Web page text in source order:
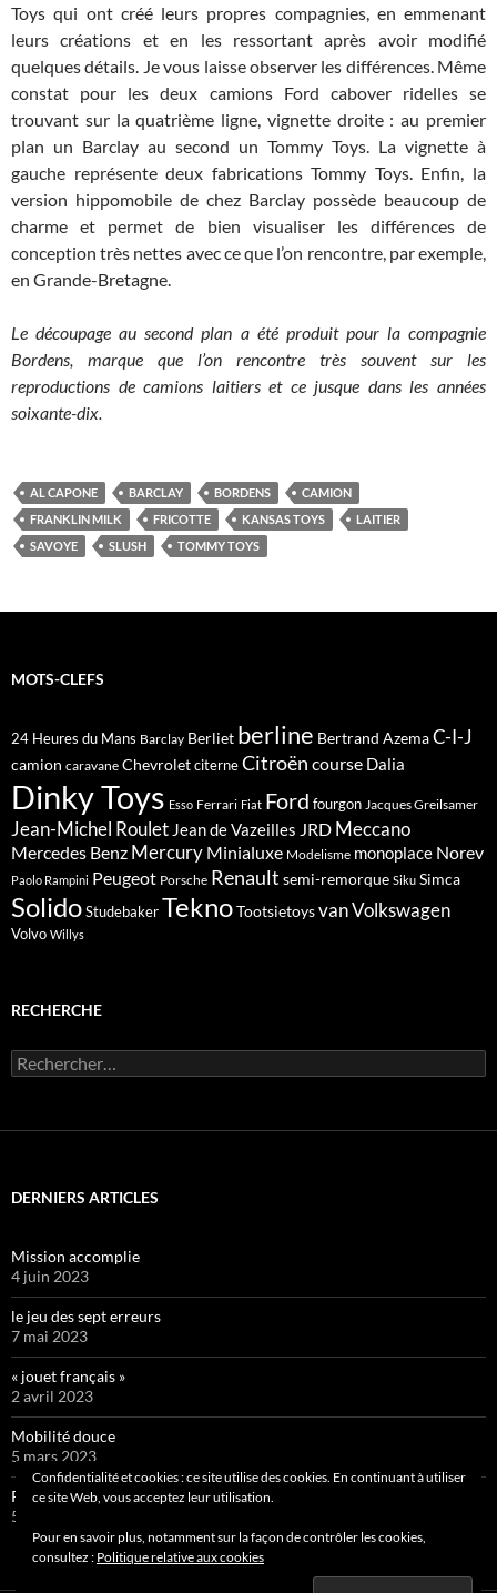
Toys qui ont créé leurs propres compagnies, en emmenant
leurs créations et en les ressortant après avoir modifié
quelques détails. Je vous laisse observer les différences. Même
constat pour les deux camions Ford cabover ridelles se
trouvant sur la quatrième ligne, vignette droite : au premier
plan un Barclay au second un Tommy Toys. La vignette à
gauche représente deux fabrications Tommy Toys. Enfin, la
version hippomobile de chez Barclay possède beaucoup de
charme et permet de bien visualiser les différences de
conception très nettes avec ce que l’on rencontre, par exemple,
en Grande-Bretagne.
Le découpage au second plan a été produit pour la compagnie
Bordens, marque que l’on rencontre très souvent sur les
reproductions de camions laitiers et ce jusque dans les années
soixante-dix.
AL CAPONE BARCLAY BORDENS
CAMION
FRANKLIN MILK
FRICOTTE KANSAS TOYS
LAITIER
SAVOYE
SLUSH TOMMY TOYS
MOTS-CLEFS
24 Heures du Mans Barclay Berliet berline Bertrand AzemaC-I-J
camion caravane ChevroletciterneCitroën course Dalia
Dinky Toys Esso Ferrari Fiat Ford fourgon Jacques Greilsamer
Jean-Michel Roulet Jean de Vazeilles JRD Meccano
Mercedes Benz Mercury Minialuxe Modelisme monoplace Norev
Paolo Rampini Peugeot Porsche Renault semi-remorque Siku Simca
SolidoStudebakerTeknoTootsietoysvanVolkswagen
Volvo Willys
RECHERCHE
Rechercher :
DERNIERS ARTICLES
Mission accomplie
4 juin 2023
le jeu des sept erreurs
7 mai 2023
« jouet français »
2 avril 2023
Mobilité douce
5 mars 2023
Pipelette 9
5 février 2023
Confidentialité et cookies : ce site utilise des cookies. En continuant à utiliser
ce site Web, vous acceptez leur utilisation.
Pour en savoir plus, notamment sur la façon de contrôler les cookies,
consultez : Politique relative aux cookies